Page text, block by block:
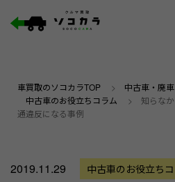
車買取のソコカラTOP > 中古車・廃
中古車のお役立ちコラム > 知らな
通違反になる事例
2019.11.29 中古車のお役立ち